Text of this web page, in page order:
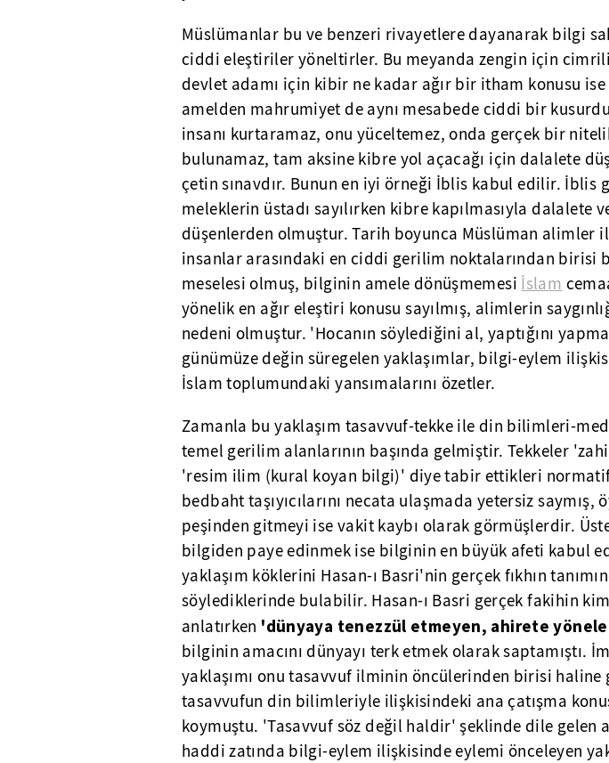
Müslümanlar bu ve benzeri rivayetlere dayanarak bilgi
ciddi eleştiriler yöneltirler. Bu meyanda zengin için
devlet adamı için kibir ne kadar ağır bir itham konusu
amelden mahrumiyet de aynı mesabede ciddi bir
insanı kurtaramaz, onu yüceltemez, onda gerçek bir
bulunamaz, tam aksine kibre yol açacağı için dalalete
çetin sınavdır. Bunun en iyi örneği İblis kabul edilir. İblis
meleklerin üstadı sayılırken kibre kapılmasıyla dalalete
düşenlerden olmuştur. Tarih boyunca Müslüman alimler
insanlar arasındaki en ciddi gerilim noktalarından birisi
meselesi olmuş, bilginin amele dönüşmemesi İslam
yönelik en ağır eleştiri konusu sayılmış, alimlerin
nedeni olmuştur. 'Hocanın söylediğini al, yaptığını
günümüze değin süregelen yaklaşımlar, bilgi-eylem
İslam toplumundaki yansımalarını özetler.
Zamanla bu yaklaşım tasavvuf-tekke ile din bilimleri-
temel gerilim alanlarının başında gelmiştir. Tekkeler
'resim ilim (kural koyan bilgi)' diye tabir ettikleri
bedbaht taşıyıcılarını necata ulaşmada yetersiz
peşinden gitmeyi ise vakit kaybı olarak görmüşlerdir.
bilgiden paye edinmek ise bilginin en büyük afeti kabul
yaklaşım köklerini Hasan-ı Basri'nin gerçek fıkhın
söylediklerinde bulabilir. Hasan-ı Basri gerçek fakihin
anlatırken 'dünyaya tenezzül etmeyen, ahirete
bilginin amacını dünyayı terk etmek olarak saptamıştı.
yaklaşımı onu tasavvuf ilminin öncülerinden birisi haline
tasavvufun din bilimleriyle ilişkisindeki ana çatışma
koymuştu. 'Tasavvuf söz değil haldir' şeklinde dile gelen
haddi zatında bilgi-eylem ilişkisinde eylemi önceleyen